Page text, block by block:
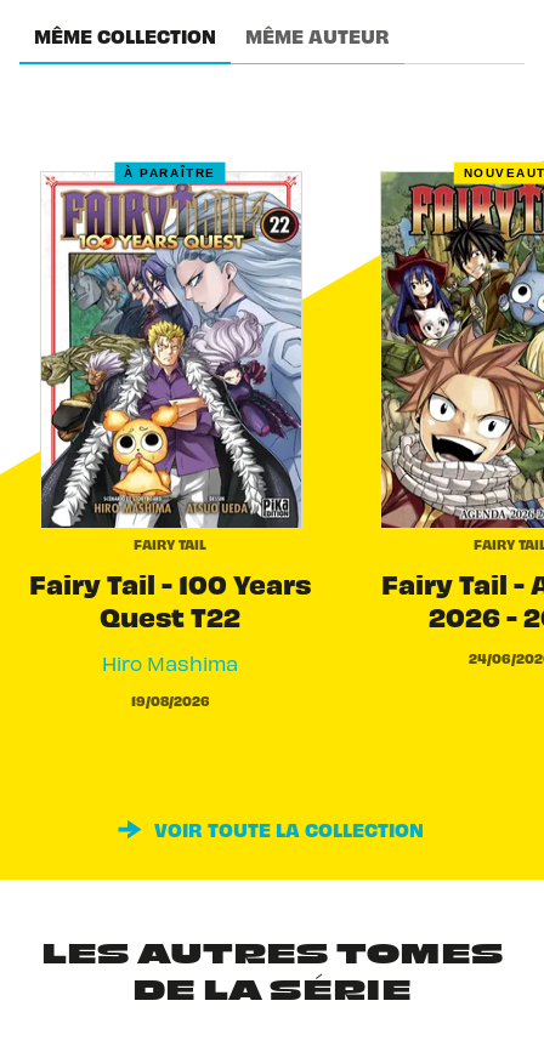
MÊME COLLECTION MÊME AUTEUR
À PARAÎTRE
FAIRY TAIL
Fairy Tail - 100 Years
Quest T22
Hiro Mashima
19/08/2026
FAIRY
Fairy Tail -
2026 -
24/06/
VOIR TOUTE LA COLLECTION
LES AUTRES TOMES
DE LA SÉRIE